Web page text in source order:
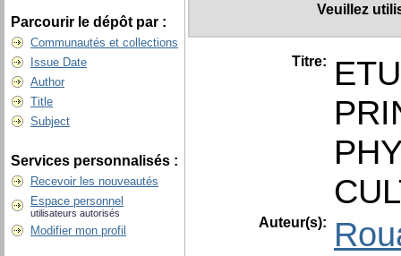
Parcourir le dépôt par :
Communautés et collections
Issue Date
Author
Title
Subject
Services personnalisés :
Recevoir les nouveautés
Espace personnel
utilisateurs autorisés
Modifier mon profil
Veuillez
Titre:
Auteur(s):